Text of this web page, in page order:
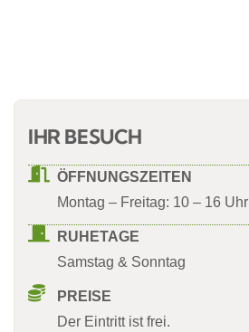
IHR BESUCH
ÖFFNUNGSZEITEN
Montag – Freitag: 10 – 16 Uhr
RUHETAGE
Samstag & Sonntag
PREISE
Der Eintritt ist frei.